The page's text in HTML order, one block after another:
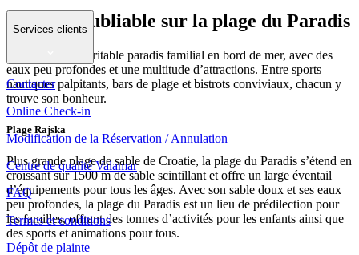
Un été inoubliable sur la plage du Paradis
Découvrez un véritable paradis familial en bord de mer, avec des
eaux peu profondes et une multitude d’attractions. Entre sports
nautiques palpitants, bars de plage et bistrots conviviaux, chacun y
trouve son bonheur.
Plage Rajska
Plus grande plage de sable de Croatie, la plage du Paradis s’étend en
croissant sur 1500 m de sable scintillant et offre un large éventail
d’équipements pour tous les âges. Avec son sable doux et ses eaux
peu profondes, la plage du Paradis est un lieu de prédilection pour
les familles, offrant des tonnes d’activités pour les enfants ainsi que
des sports et animations pour tous.
Services clients
Contacter
Online Check-in
Modification de la Réservation / Annulation
Centre de qualité Valamar
FAQ
Termes et conditions
Dépôt de plainte